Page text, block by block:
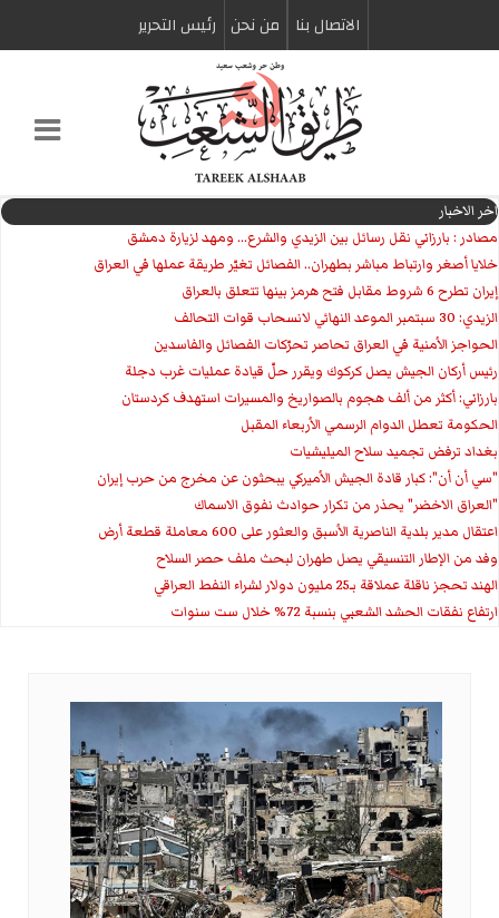
الاتصال بنا من نحن رئیس التحریر
اخر الاخبار
مصادر : بارزاني نقل رسائل بين الزيدي والشرع... ومهد لزيارة دمشق
خلايا أصغر وارتباط مباشر بطهران.. الفصائل تغيّر طريقة عملها في العراق
إيران تطرح 6 شروط مقابل فتح هرمز بينها تتعلق بالعراق
الزيدي: 30 سبتمبر الموعد النهائي لانسحاب قوات التحالف
الحواجز الأمنية في العراق تحاصر تحرّكات الفصائل والفاسدين
رئيس أركان الجيش يصل كركوك ويقرر حلّ قيادة عمليات غرب دجلة
بارزاني: أكثر من ألف هجوم بالصواريخ والمسيرات استهدف كردستان
الحكومة تعطل الدوام الرسمي الأربعاء المقبل
بغداد ترفض تجميد سلاح الميليشيات
"سي أن أن": كبار قادة الجيش الأميركي يبحثون عن مخرج من حرب إيران
"العراق الاخضر" يحذر من تكرار حوادث نفوق الاسماك
اعتقال مدير بلدية الناصرية الأسبق والعثور على 600 معاملة قطعة أرض
وفد من الإطار التنسيقي يصل طهران لبحث ملف حصر السلاح
الهند تحجز ناقلة عملاقة بـ25 مليون دولار لشراء النفط العراقي
ارتفاع نفقات الحشد الشعبي بنسبة 72% خلال ست سنوات